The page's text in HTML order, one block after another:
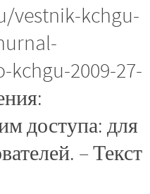
vestnik-kchgu-
kchgu-2009-27-
доступа: для
– Текст